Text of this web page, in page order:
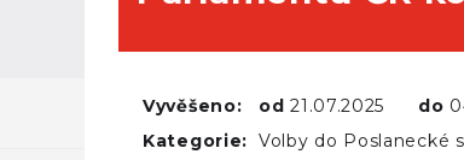
Vyvěšeno: od21.07.2025 do
Kategorie: Volby do Poslanecké